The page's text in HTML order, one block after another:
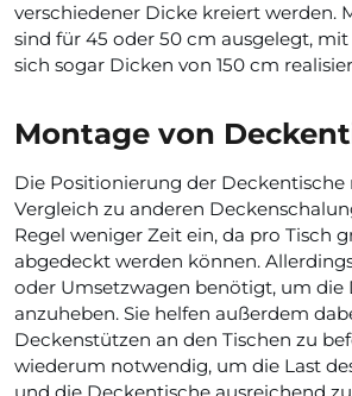
verschiedener Dicke kreiert werden.
sind für 45 oder 50 cm ausgelegt, mit
sich sogar Dicken von 150 cm
Montage von
Die Positionierung der
Vergleich zu anderen
Regel weniger Zeit ein, da pro Tisch
abgedeckt werden können.
oder Umsetzwagen benötigt, um die
anzuheben. Sie helfen außerdem
Deckenstützen an den Tischen zu
wiederum notwendig, um die Last